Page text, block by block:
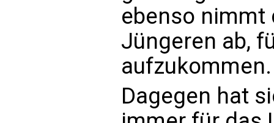
ebenso
Jüngeren ab,
aufzukommen.
Dagegen hat